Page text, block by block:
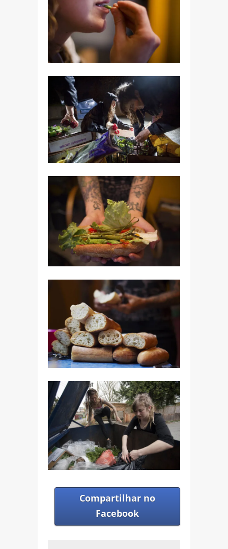
Compartilhar no
Facebook